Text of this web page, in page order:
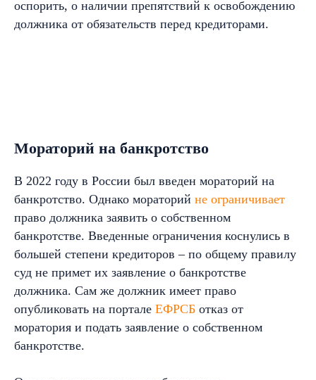
оспорить, о наличии препятствий к освобождению
должника от обязательств перед кредиторами.
Мораторий на банкротство
В 2022 году в России был введен мораторий на
банкротство. Однако мораторий не ограничивает
право должника заявить о собственном
банкротстве. Введенные ограничения коснулись в
большей степени кредиторов – по общему правилу
суд не примет их заявление о банкротстве
должника. Сам же должник имеет право
опубликовать на портале ЕФРСБ отказ от
моратория и подать заявление о собственном
банкротстве.